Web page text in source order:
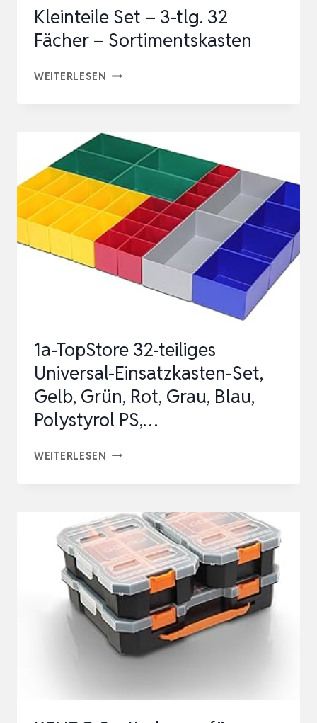
Kleinteile Set – 3-tlg. 32
Fächer – Sortimentskasten
WEITERLESEN KENDO
KLEINTEILE
SET
–
3-
TLG.
32
FÄCHER
SORTIMENTSKASTEN
1a-TopStore 32-teiliges
Universal-Einsatzkasten-Set,
Gelb, Grün, Rot, Grau, Blau,
Polystyrol PS,…
WEITERLESEN 1A-
TEILIGES
UNIVERSAL-
EINSATZKASTEN-
SET,
GELB,
GRÜN,
ROT,